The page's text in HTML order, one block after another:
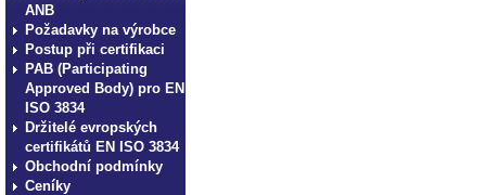
ANB
Požadavky na výrobce
Postup při certifikaci
PAB (Participating
Approved Body) pro EN
ISO 3834
Držitelé evropských
certifikátů EN ISO 3834
Obchodní podmínky
Ceníky